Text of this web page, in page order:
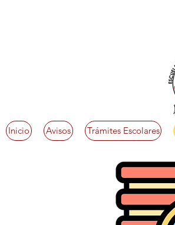
Inicio Avisos Trámites Escolares